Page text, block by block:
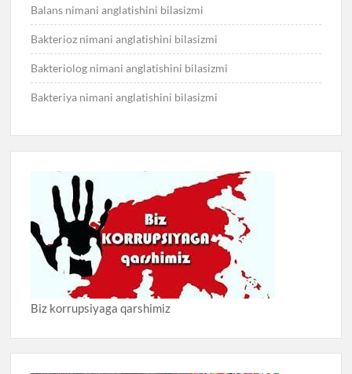
Balans nimani anglatishini bilasizmi
Bakterioz nimani anglatishini bilasizmi
Bakteriolog nimani anglatishini bilasizmi
Bakteriya nimani anglatishini bilasizmi
Biz korrupsiyaga qarshimiz